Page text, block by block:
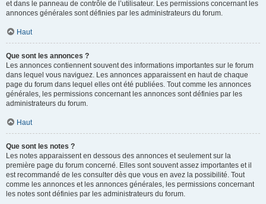
et dans le panneau de contrôle de l’utilisateur. Les permissions concernant les
annonces générales sont définies par les administrateurs du forum.
Haut
Que sont les annonces ?
Les annonces contiennent souvent des informations importantes sur le forum
dans lequel vous naviguez. Les annonces apparaissent en haut de chaque
page du forum dans lequel elles ont été publiées. Tout comme les annonces
générales, les permissions concernant les annonces sont définies par les
administrateurs du forum.
Haut
Que sont les notes ?
Les notes apparaissent en dessous des annonces et seulement sur la
première page du forum concerné. Elles sont souvent assez importantes et il
est recommandé de les consulter dès que vous en avez la possibilité. Tout
comme les annonces et les annonces générales, les permissions concernant
les notes sont définies par les administrateurs du forum.